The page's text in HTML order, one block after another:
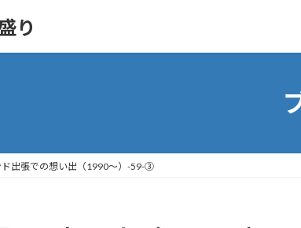
り
ド出張での想い出（1990～）-59-③